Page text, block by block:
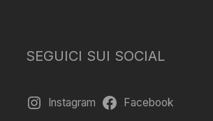
SEGUICI SUI SOCIAL
Instagram Facebook